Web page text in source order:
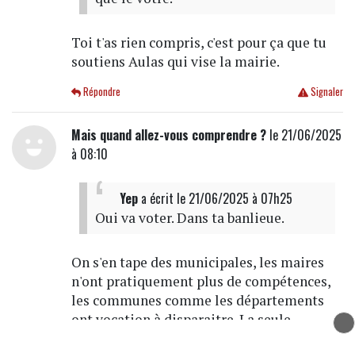
Toi t'as rien compris, c'est pour ça que tu
soutiens Aulas qui vise la mairie.
Signaler
Répondre
Mais quand allez-vous comprendre ?le 21/06/2025
à 08:10
Yepa écrit le 21/06/2025 à 07h25
Oui va voter. Dans ta banlieue.
On s'en tape des municipales, les maires
n'ont pratiquement plus de compétences,
les communes comme les départements
ont vocation à disparaitre. La seule
élection qui compte est à la métropole qui